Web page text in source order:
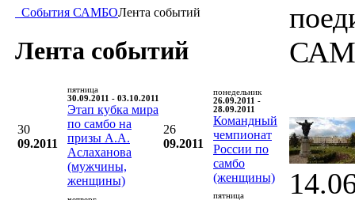
События САМБОЛента событий
Лента событий
30
09.2011
пятница
30.09.2011 - 03.10.2011
Этап кубка мира
по самбо на
призы А.А.
Аслаханова
(мужчины,
женщины)
26
09.2011
понедельник
26.09.2011 -
28.09.2011
Командный
чемпионат
России по
самбо
(женщины)
пятница